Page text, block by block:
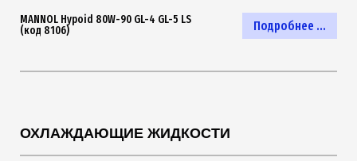
Подробнее ...
MANNOL Hypoid 80W-90 GL-4 GL-5 LS
(код 8106)
ОХЛАЖДАЮЩИЕ ЖИДКОСТИ